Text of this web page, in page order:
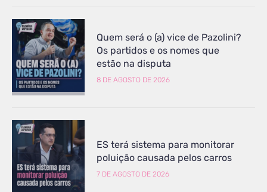
Quem será o (a) vice de Pazolini?
Os partidos e os nomes que
estão na disputa
8 DE AGOSTO DE 2026
ES terá sistema para monitorar
poluição causada pelos carros
7 DE AGOSTO DE 2026